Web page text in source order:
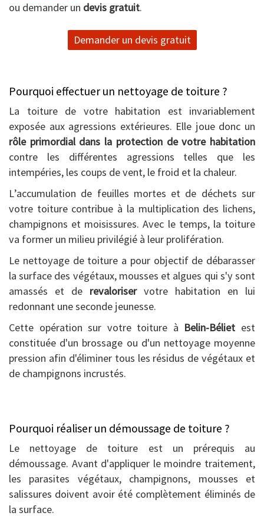
ou demander un devis gratuit.
Demander un devis gratuit
Pourquoi effectuer un nettoyage de toiture ?
La toiture de votre habitation est invariablement
exposée aux agressions extérieures. Elle joue donc un
rôle primordial dans la protection de votre habitation
contre les différentes agressions telles que les
intempéries, les coups de vent, le froid et la chaleur.
L’accumulation de feuilles mortes et de déchets sur
votre toiture contribue à la multiplication des lichens,
champignons et moisissures. Avec le temps, la toiture
va former un milieu privilégié à leur prolifération.
Le nettoyage de toiture a pour objectif de débarasser
la surface des végétaux, mousses et algues qui s'y sont
amassés et de revaloriservotre habitation en lui
redonnant une seconde jeunesse.
Cette opération sur votre toiture à Belin-Béliet est
constituée d'un brossage ou d'un nettoyage moyenne
pression afin d'éliminer tous les résidus de végétaux et
de champignons incrustés.
Pourquoi réaliser un démoussage de toiture ?
Le nettoyage de toiture est un prérequis au
démoussage. Avant d'appliquer le moindre traitement,
les parasites végétaux, champignons, mousses et
salissures doivent avoir été complètement éliminés de
la surface.